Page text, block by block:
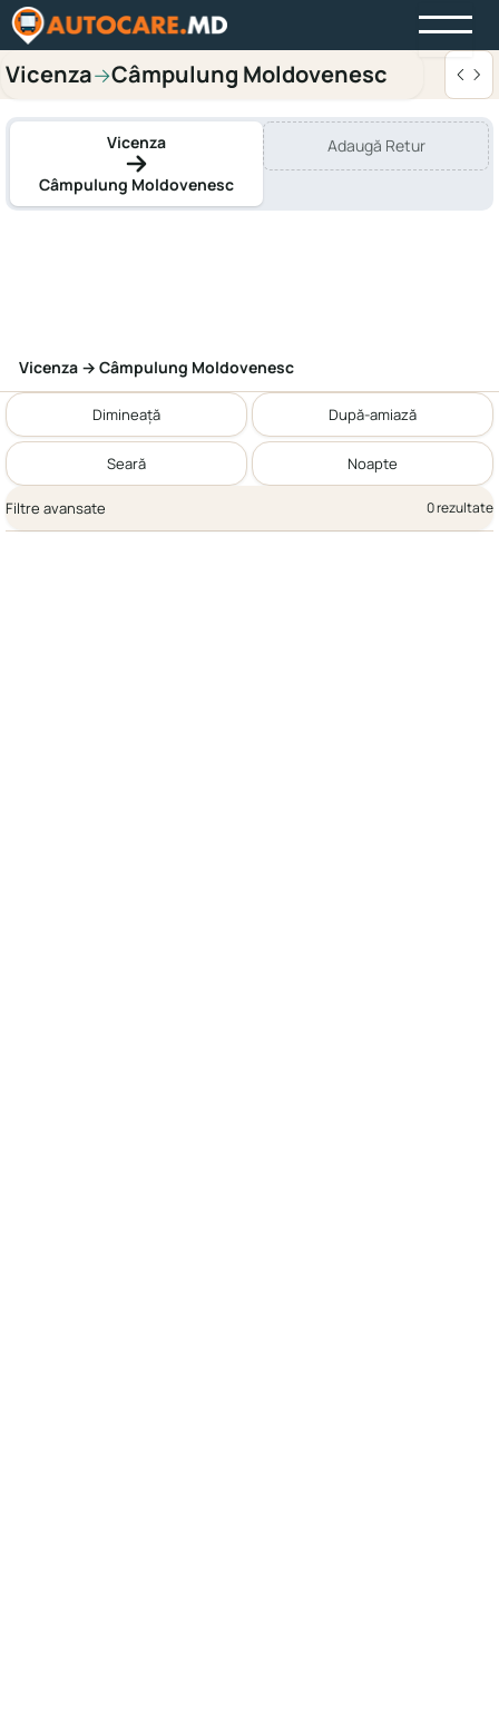
Vicenza→Câmpulung Moldovenesc
Vicenza
Câmpulung Moldovenesc
Adaugă Retur
Vicenza → Câmpulung Moldovenesc
Dimineață După-amiază
Seară Noapte
Filtre avansate 0 rezultate